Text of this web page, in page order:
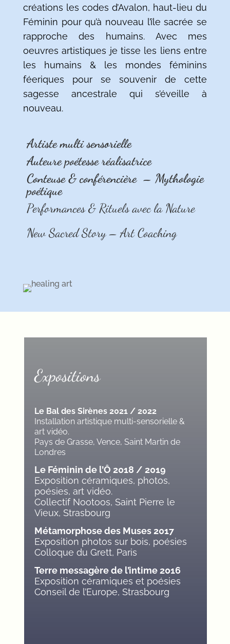
créations les codes d’Avalon, haut-lieu du
Féminin pour qu’à nouveau l’île sacrée se
rapproche des humains. Avec mes
oeuvres artistiques je tisse les liens entre
les humains & les mondes féminins
féeriques pour se souvenir de cette
sagesse ancestrale qui s’éveille à
nouveau.
Artiste multi sensorielle
Auteure poétesse réalisatrice
Conteuse & conférencière – Mythologie
poétique
Performances & Rituels avec la Nature
New Sacred Story – Art Coaching
Expositions
Le Bal des Sirènes 2021 / 2022
Installation artistique multi-sensorielle &
art vidéo.
Pays de Grasse, Vence, Saint Martin de
Londres
Le Féminin de l’Ô 2018 / 2019
Exposition céramiques, photos,
poésies, art vidéo.
Collectif Nootoos, Saint Pierre le
Vieux, Strasbourg
Métamorphose des Muses 2017
Exposition photos sur bois, poésies
Colloque du Grett, Paris
Terre messagère de l’intime 2016
Exposition céramiques et poésies
Conseil de l’Europe, Strasbourg